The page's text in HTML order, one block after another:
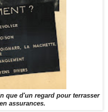
que d'un regard pour terrasser
assurances.